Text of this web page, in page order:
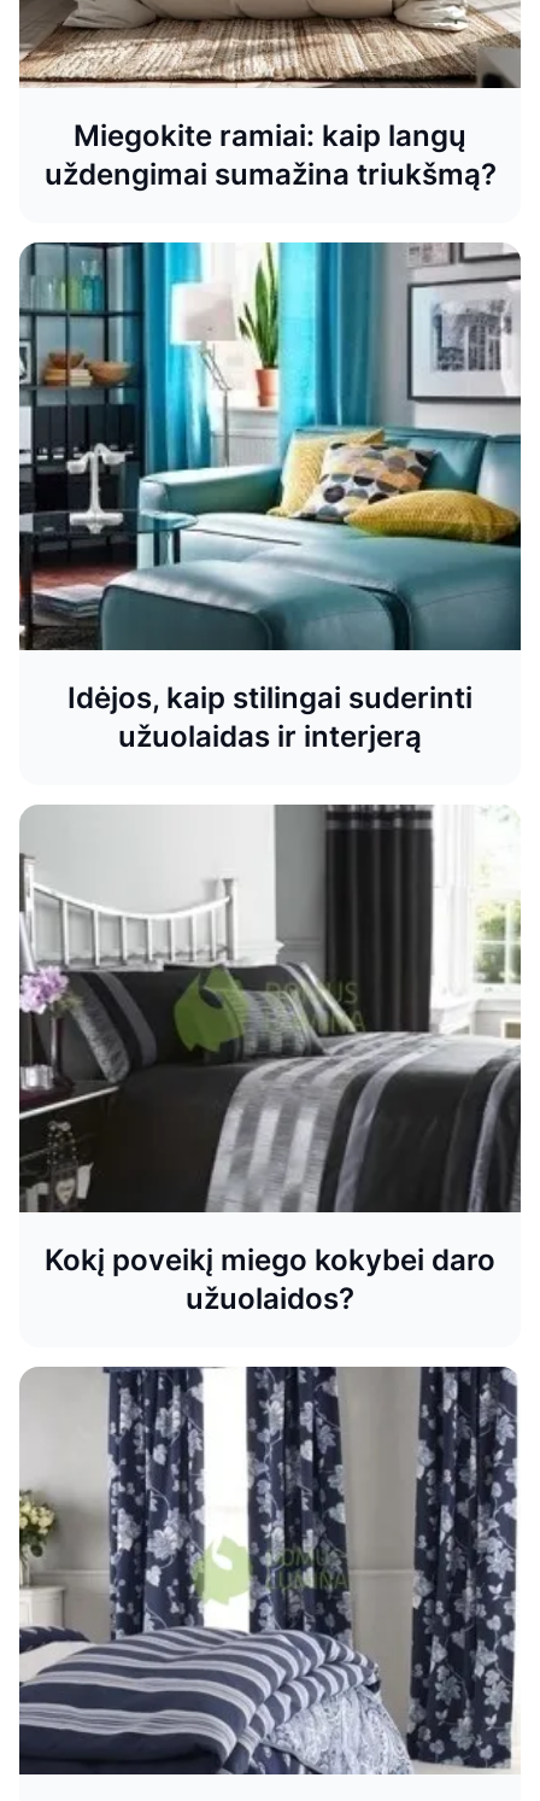
Miegokite ramiai: kaip langų
uždengimai sumažina triukšmą?
Idėjos, kaip stilingai suderinti
užuolaidas ir interjerą
Kokį poveikį miego kokybei daro
užuolaidos?